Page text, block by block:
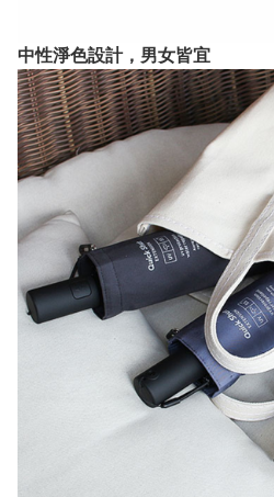
中性淨色設計，男女皆宜